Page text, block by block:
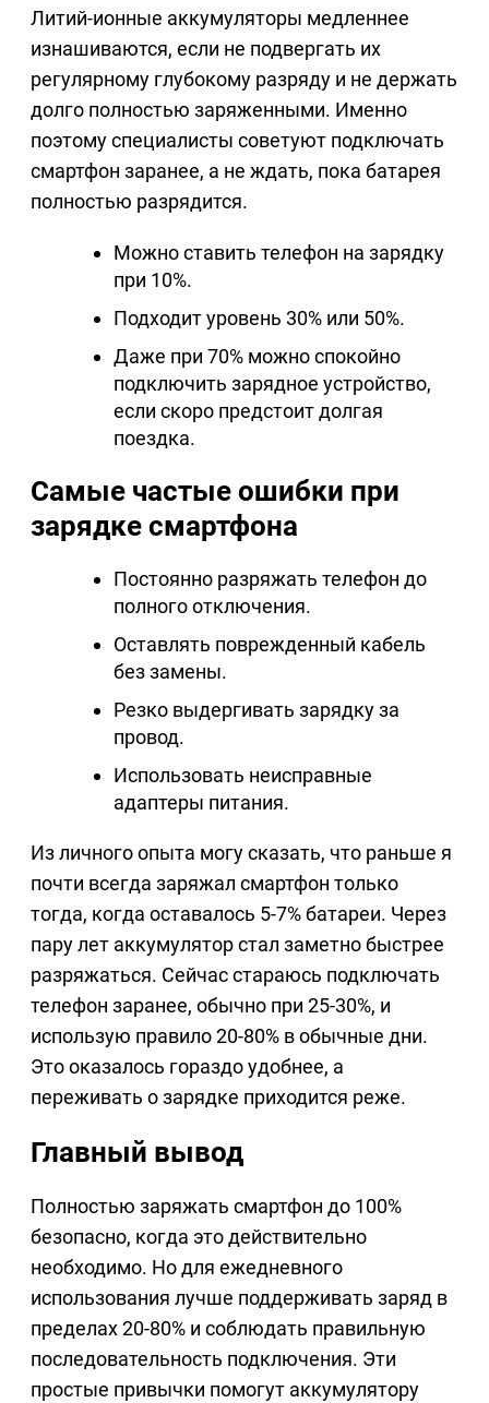
Литий-ионные аккумуляторы медленнее
изнашиваются, если не подвергать их
регулярному глубокому разряду и не держать
долго полностью заряженными. Именно
поэтому специалисты советуют подключать
смартфон заранее, а не ждать, пока батарея
полностью разрядится.
Можно ставить телефон на зарядку
при 10%.
Подходит уровень 30% или 50%.
Даже при 70% можно спокойно
подключить зарядное устройство,
если скоро предстоит долгая
поездка.
Самые частые ошибки при
зарядке смартфона
Постоянно разряжать телефон до
полного отключения.
Оставлять поврежденный кабель
без замены.
Резко выдергивать зарядку за
провод.
Использовать неисправные
адаптеры питания.
Из личного опыта могу сказать, что раньше я
почти всегда заряжал смартфон только
тогда, когда оставалось 5-7% батареи. Через
пару лет аккумулятор стал заметно быстрее
разряжаться. Сейчас стараюсь подключать
телефон заранее, обычно при 25-30%, и
использую правило 20-80% в обычные дни.
Это оказалось гораздо удобнее, а
переживать о зарядке приходится реже.
Главный вывод
Полностью заряжать смартфон до 100%
безопасно, когда это действительно
необходимо. Но для ежедневного
использования лучше поддерживать заряд в
пределах 20-80% и соблюдать правильную
последовательность подключения. Эти
простые привычки помогут аккумулятору